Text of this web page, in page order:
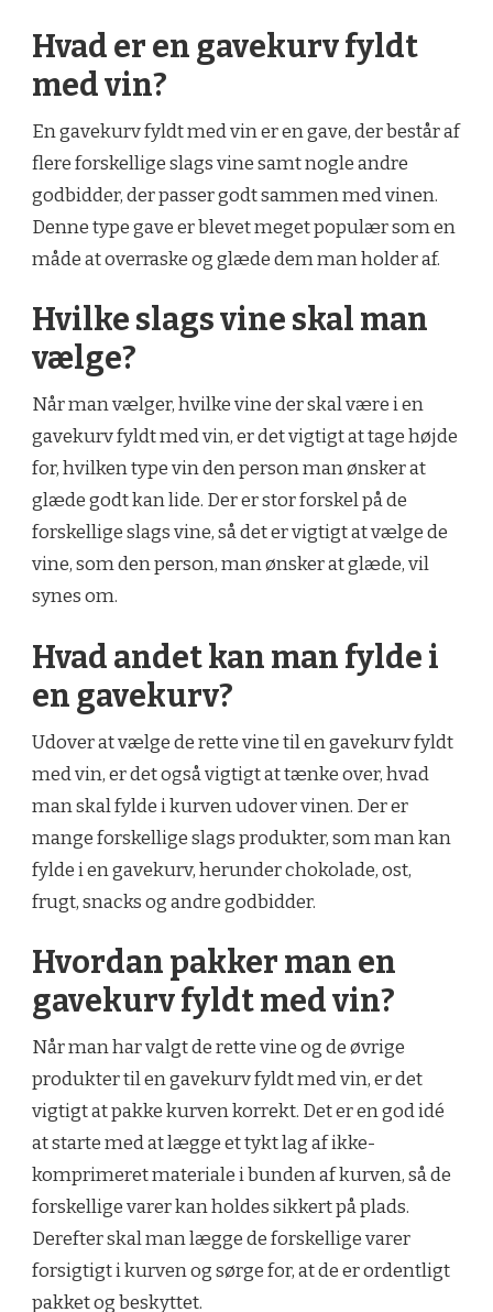
Hvad er en gavekurv fyldt
med vin?
En gavekurv fyldt med vin er en gave, der består af
flere forskellige slags vine samt nogle andre
godbidder, der passer godt sammen med vinen.
Denne type gave er blevet meget populær som en
måde at overraske og glæde dem man holder af.
Hvilke slags vine skal man
vælge?
Når man vælger, hvilke vine der skal være i en
gavekurv fyldt med vin, er det vigtigt at tage højde
for, hvilken type vin den person man ønsker at
glæde godt kan lide. Der er stor forskel på de
forskellige slags vine, så det er vigtigt at vælge de
vine, som den person, man ønsker at glæde, vil
synes om.
Hvad andet kan man fylde i
en gavekurv?
Udover at vælge de rette vine til en gavekurv fyldt
med vin, er det også vigtigt at tænke over, hvad
man skal fylde i kurven udover vinen. Der er
mange forskellige slags produkter, som man kan
fylde i en gavekurv, herunder chokolade, ost,
frugt, snacks og andre godbidder.
Hvordan pakker man en
gavekurv fyldt med vin?
Når man har valgt de rette vine og de øvrige
produkter til en gavekurv fyldt med vin, er det
vigtigt at pakke kurven korrekt. Det er en god idé
at starte med at lægge et tykt lag af ikke-
komprimeret materiale i bunden af kurven, så de
forskellige varer kan holdes sikkert på plads.
Derefter skal man lægge de forskellige varer
forsigtigt i kurven og sørge for, at de er ordentligt
pakket og beskyttet.